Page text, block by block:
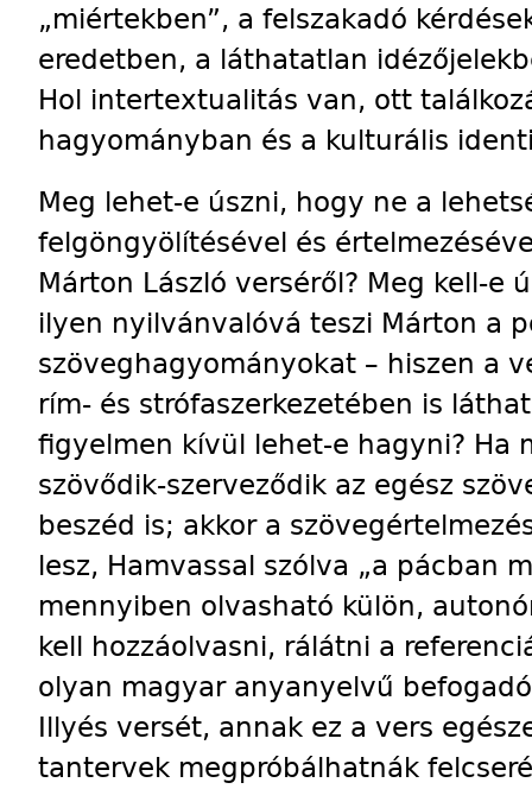
„miértekben”, a felszakadó
eredetben, a láthatatlan
Hol intertextualitás van, ott
hagyományban és a kulturális
Meg lehet-e úszni, hogy ne a
felgöngyölítésével és
Márton László verséről? Meg kell-e
ilyen nyilvánvalóvá teszi Márton a
szöveghagyományokat – hiszen a
rím- és strófaszerkezetében is
figyelmen kívül lehet-e hagyni? Ha
szövődik-szerveződik az egész
beszéd is; akkor a
lesz, Hamvassal szólva „a pácban
mennyiben olvasható külön,
kell hozzáolvasni, rálátni a
olyan magyar anyanyelvű
Illyés versét, annak ez a vers
tantervek megpróbálhatnák